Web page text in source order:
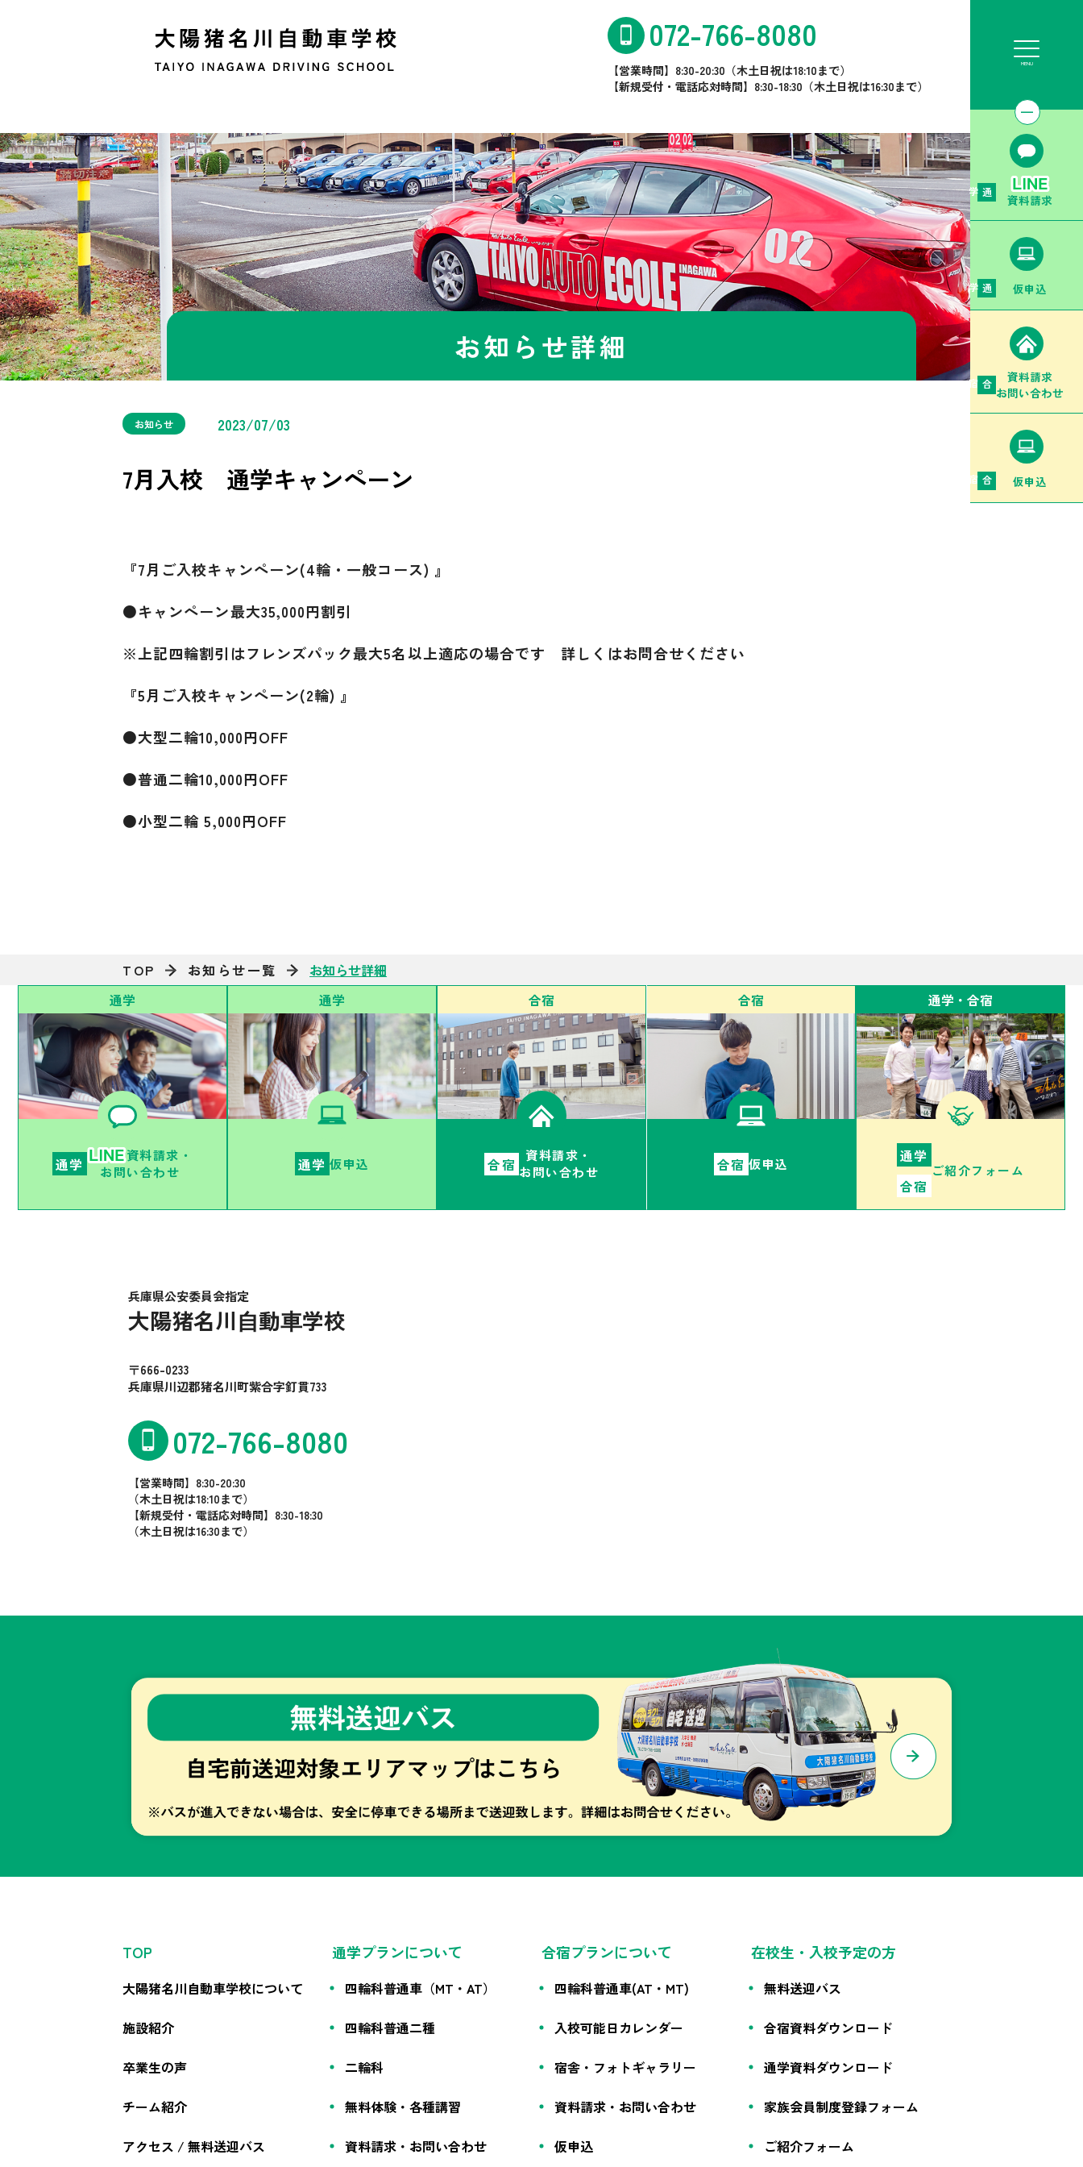
072-766-8080
【営業時間】8:30-20:30（木土日祝は18:10まで）
【新規受付・電話応対時間】8:30-18:30（木土日祝は16:30まで）
通学 資料請求
通学 仮申込
合宿
資料請求
お問い合わせ
合宿 仮申込
お知らせ詳細
お知らせ 2023/07/03
7月入校 通学キャンペーン
『7月ご入校キャンペーン(4輪・一般コース) 』
●キャンペーン最大35,000円割引
※上記四輪割引はフレンズパック最大5名以上適応の場合です 詳しくはお問合せください
『5月ご入校キャンペーン(2輪) 』
●大型二輪10,000円OFF
●普通二輪10,000円OFF
●小型二輪 5,000円OFF
TOP お知らせ一覧
お知らせ詳細
通学
通学
資料請求・
お問い合わせ
通学
通学 仮申込
合宿
合宿
資料請求・
お問い合わせ
合宿
合宿 仮申込
通学・合宿
通学
合宿
ご紹介フォーム
兵庫県公安委員会指定
大陽猪名川⾃動⾞学校
〒666-0233
兵庫県川辺郡猪名川町紫合字釘貫733
072-766-8080
【営業時間】8:30-20:30
（木土日祝は18:10まで）
【新規受付・電話応対時間】8:30-18:30
（木土日祝は16:30まで）
TOP
大陽猪名川自動車学校について
施設紹介
卒業生の声
チーム紹介
アクセス / 無料送迎バス
通学プランについて
四輪科普通車（MT・AT）
四輪科普通二種
二輪科
無料体験・各種講習
資料請求・お問い合わせ
合宿プランについて
四輪科普通車(AT・MT)
入校可能日カレンダー
宿舎・フォトギャラリー
資料請求・お問い合わせ
仮申込
在校生・入校予定の方
無料送迎バス
合宿資料ダウンロード
通学資料ダウンロード
家族会員制度登録フォーム
ご紹介フォーム